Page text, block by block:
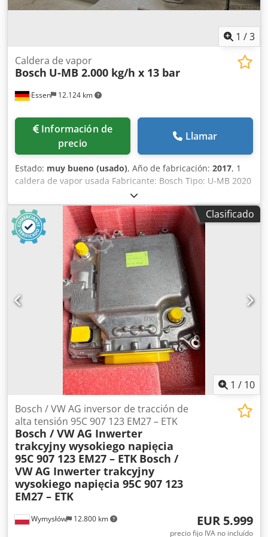
fotos, documentación técnica y planos a petición.
1 /3
Essen 12.124 km
Caldera de vapor
Bosch U-MB 2.000 kg/h x 13 bar
Información de
precio
Llamar
Estado: muy bueno (usado), Año de fabricación: 2017, 1
caldera de vapor usada Fabricante: Bosch Tipo: U-MB 2020
Potencia: 2.000 kg/h Presión de funcionamiento admisible:
13,0 bar Presión de prueba elevada: 24,1 bar Temperatura
máxima: 195 °C Volumen total: 2.065 l Año de fabricación:
01/2017 Marcado CE: CE 0036 Equipada con quemador de
gas Weishaupt, tipo WM-G20/3-A, 300-2.000 kW, versión
ZM-LN, 15-500 mbar, circuito de regulación de gas,
armario de control independiente, sistema de control de la
caldera Loos-Boiler-Control LBC, bomba de agua de
alimentación, tipo Eco 1, potencia 89 kW, volumen 41 l,
temperatura 238 °C, presión de funcionamiento admisible
31 bar, sobrepresión de prueba 56 bar, Dcsdpfxjzltale
Antjk y las válvulas de cierre gruesas y finas existentes.
Clasificado
1 / 10
Wymysłów 12.800 km
Bosch / VW AG inversor de tracción de
alta tensión 95C 907 123 EM27 – ETK
Bosch / VW AG Inwerter
trakcyjny wysokiego napięcia
95C 907 123 EM27 – ETK Bosch /
VW AG Inwerter trakcyjny
wysokiego napięcia 95C 907 123
EM27 – ETK
EUR 5.999
precio fijo IVA no incluído